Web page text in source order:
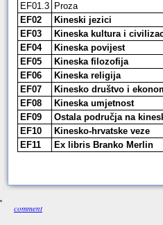
EF01.3
Proza
EF02
Kineski jezici
EF03
Kineska kultura i
EF04
Kineska povijest
EF05
Kineska filozofija
EF06
Kineska religija
EF07
Kinesko društvo i
EF08
Kineska umjetnost
EF09
Ostala područja na
EF10
Kinesko-hrvatske veze
EF11
Ex libris Branko Merlin
comment